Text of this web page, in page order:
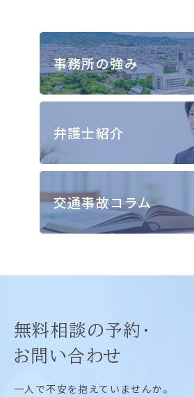
事務所の強み
弁護士紹介
交通事故コラム
無料相談の予約・
お問い合わせ
一人で不安を抱えていませんか。